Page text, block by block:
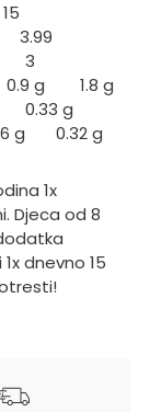
3
g 1.8 g
g
0.32 g
1x
Djeca od 8
dnevno 15